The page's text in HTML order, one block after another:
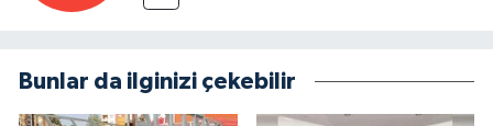
Bunlar da ilginizi çekebilir